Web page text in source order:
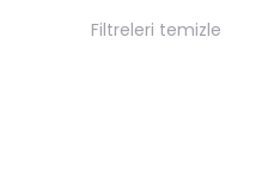
Filtreleri temizle